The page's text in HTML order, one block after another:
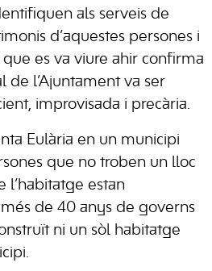
als serveis de
d’aquestes persones i
es va viure ahir confirma
de l’Ajuntament va ser
improvisada i precària.
Eulària en un municipi
que no troben un lloc
l’habitatge estan
de 40 anys de governs
ni un sòl habitatge